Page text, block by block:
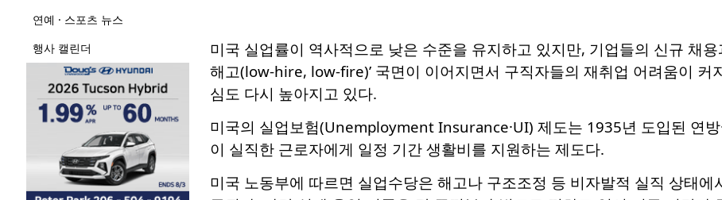
연예 · 스포츠 뉴스
행사 캘린더
미국 실업률이 역사적으로 낮은 수준을 유지하고 있지만, 기업들의 신규 채용
해고(low-hire, low-fire)’ 국면이 이어지면서 구직자들의 재취업 어려움이 커
심도 다시 높아지고 있다.
미국의 실업보험(Unemployment Insurance·UI) 제도는 1935년 도입된 연
이 실직한 근로자에게 일정 기간 생활비를 지원하는 제도다.
미국 노동부에 따르면 실업수당은 해고나 구조조정 등 비자발적 실직 상태